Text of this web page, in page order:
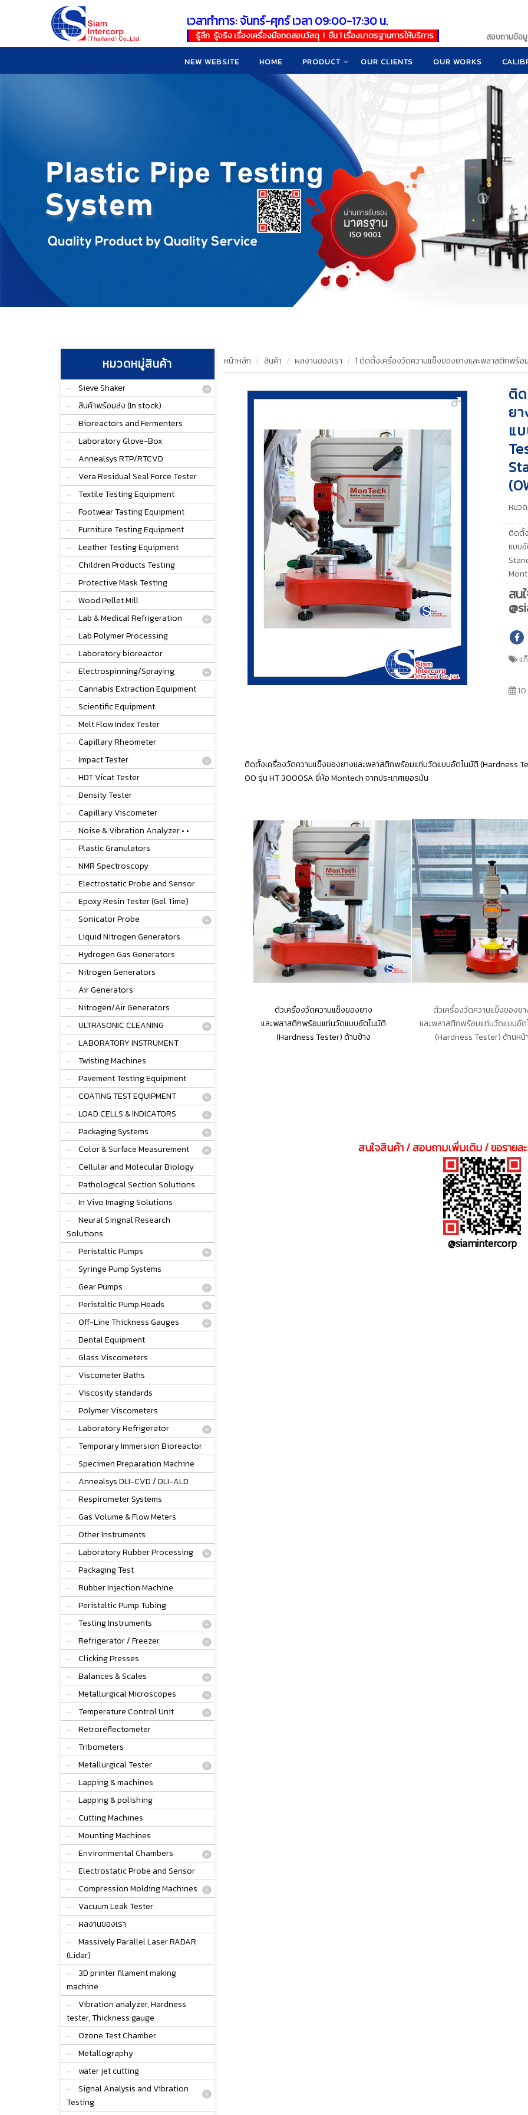
เวลาทำการ: จันทร์-ศุกร์ เวลา 09:00-17:30 น.
รู้ลึก รู้จริง เรื่องเครื่องมือทดสอบวัสดุ ! ยืน 1 เรื่องมาตรฐานการให้บริการ สอบถามข้อ
NEW WEBSITE HOME PRODUCT OUR CLIENTS OUR WORKS
หมวดหมู่สินค้า
Sieve Shaker
สินค้าพร้อมส่ง (In stock)
Bioreactors and Fermenters
Laboratory Glove-Box
Annealsys RTP/RTCVD
Vera Residual Seal Force Tester
Textile Testing Equipment
Footwear Tasting Equipment
Furniture Testing Equipment
Leather Testing Equipment
Children Products Testing
Protective Mask Testing
Wood Pellet Mill
Lab & Medical Refrigeration
Lab Polymer Processing
Laboratory bioreactor
Electrospinning/Spraying
Cannabis Extraction Equipment
Scientific Equipment
Melt Flow Index Tester
Capillary Rheometer
Impact Tester
HDT Vicat Tester
Density Tester
Capillary Viscometer
Noise & Vibration Analyzer • •
Plastic Granulators
NMR Spectroscopy
Electrostatic Probe and Sensor
Epoxy Resin Tester (Gel Time)
Sonicator Probe
Liquid Nitrogen Generators
Hydrogen Gas Generators
Nitrogen Generators
Air Generators
Nitrogen/Air Generators
ULTRASONIC CLEANING
LABORATORY INSTRUMENT
Twisting Machines
Pavement Testing Equipment
COATING TEST EQUIPMENT
LOAD CELLS & INDICATORS
Packaging Systems
Color & Surface Measurement
Cellular and Molecular Biology
Pathological Section Solutions
In Vivo Imaging Solutions
Neural Singnal Research
Solutions
Peristaltic Pumps
Syringe Pump Systems
Gear Pumps
Peristaltic Pump Heads
Off-Line Thickness Gauges
Dental Equipment
Glass Viscometers
Viscometer Baths
Viscosity standards
Polymer Viscometers
Laboratory Refrigerator
Temporary Immersion Bioreactor
Specimen Preparation Machine
Annealsys DLI-CVD / DLI-ALD
Respirometer Systems
Gas Volume & Flow Meters
Other Instruments
Laboratory Rubber Processing
Packaging Test
Rubber Injection Machine
Peristaltic Pump Tubing
Testing Instruments
Refrigerator / Freezer
Clicking Presses
Balances & Scales
Metallurgical Microscopes
Temperature Control Unit
Retroreflectometer
Tribometers
Metallurgical Tester
Lapping & machines
Lapping & polishing
Cutting Machines
Mounting Machines
Environmental Chambers
Electrostatic Probe and Sensor
Compression Molding Machines
Vacuum Leak Tester
ผลงานของเรา
Massively Parallel Laser RADAR
(Lidar)
3D printer filament making
machine
Vibration analyzer, Hardness
tester, Thickness gauge
Ozone Test Chamber
Metallography
water jet cutting
Signal Analysis and Vibration
Testing
หน้าหลัก สินค้า ผลงานของเรา 1 ติดตั้งเครื่องวัดความแข็งของยางและพลาสติกพร้อ
ติ
ย
แ
หมว
ติดตั้
แบบ
สน
แ
ติดตั้งเครื่องวัดความแข็งของยางและพลาสติกพร้อมแท่นวัดแบบอัตโนมัติ (Hardness
OO รุ่น HT 3000SA ยี่ห้อ Montech จากประเทศเยอรมัน
ตัวเครื่องวัดความแข็งของยาง
และพลาสติกพร้อมแท่นวัดแบบอัตโนมัติ
(Hardness Tester) ด้านข้าง
ตัวเครื่องวัดความแข็งของยา
และพลาสติกพร้อมแท่นวัดแบบอัต
(Hardness Tester) ด้านหน้า
สนใจสินค้า / สอบถามเพิ่มเติม / ขอรายล
@siamintercorp